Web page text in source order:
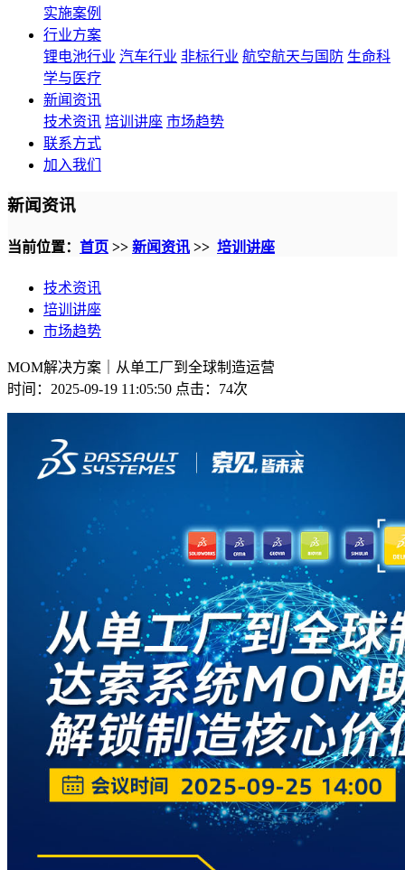
实施案例
行业方案
锂电池行业 汽车行业 非标行业 航空航天与国防 生命科
学与医疗
新闻资讯
技术资讯 培训讲座 市场趋势
联系方式
加入我们
新闻资讯
当前位置： 首页 >> 新闻资讯 >> 培训讲座
技术资讯
培训讲座
市场趋势
MOM解决方案｜从单工厂到全球制造运营
时间：2025-09-19 11:05:50 点击： 74次